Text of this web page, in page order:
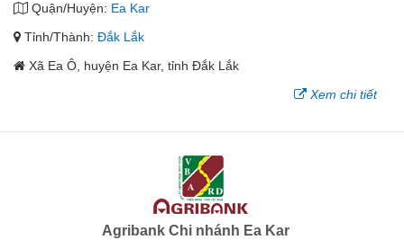
Quận/Huyện: Ea Kar
Tỉnh/Thành: Đắk Lắk
Xã Ea Ô, huyện Ea Kar, tỉnh Đắk Lắk
Xem chi tiết
Agribank Chi nhánh Ea Kar